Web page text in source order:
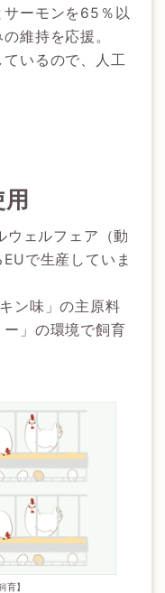
サーモンを65％以
維持を応援。
いるので、人工
ウェルフェア（動
で生産していま
ン味」の主原料
」の環境で飼育
育】